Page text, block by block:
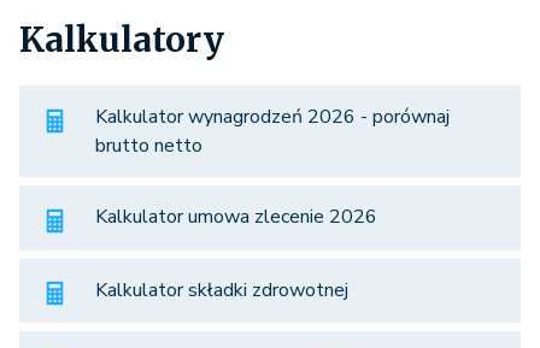
Kalkulatory
Kalkulator wynagrodzeń 2026 - porównaj
brutto netto
Kalkulator umowa zlecenie 2026
Kalkulator składki zdrowotnej